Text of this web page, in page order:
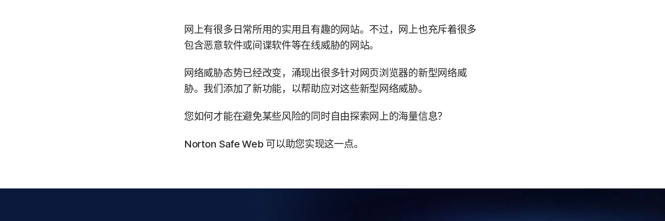
网上有很多日常所用的实用且有趣的网站。不过，网上也充斥着很多
包含恶意软件或间谍软件等在线威胁的网站。
网络威胁态势已经改变，涌现出很多针对网页浏览器的新型网络威
胁。我们添加了新功能，以帮助应对这些新型网络威胁。
您如何才能在避免某些风险的同时自由探索网上的海量信息？
Norton Safe Web 可以助您实现这一点。